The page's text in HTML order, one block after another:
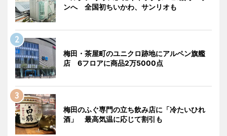
ンへ 全国初ちいかわ、サンリオも
梅田・茶屋町のユニクロ跡地にアルペン旗艦
店 6フロアに商品2万5000点
梅田のふぐ専門の立ち飲み店に「冷たいひれ
酒」 最高気温に応じて割引も